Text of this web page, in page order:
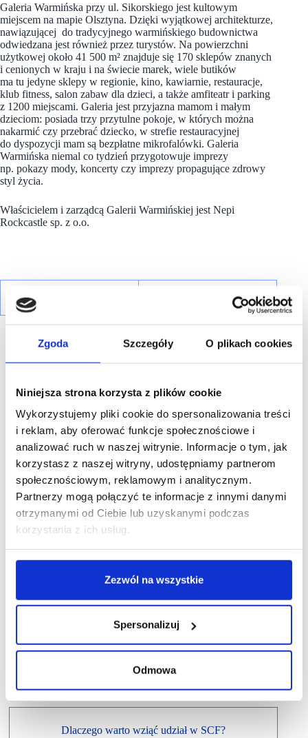
Zgoda Szczegóły O plikach cookies
Niniejsza strona korzysta z plików cookie
Wykorzystujemy pliki cookie do spersonalizowania treści
i reklam, aby oferować funkcje społecznościowe i
analizować ruch w naszej witrynie. Informacje o tym, jak
korzystasz z naszej witryny, udostępniamy partnerom
społecznościowym, reklamowym i analitycznym.
Partnerzy mogą połączyć te informacje z innymi danymi
otrzymanymi od Ciebie lub uzyskanymi podczas
korzystania z ich usług.
Zezwól na wszystkie
Spersonalizuj
Odmowa
Galeria Warmińska przy ul. Sikorskiego jest kultowym
miejscem na mapie Olsztyna. Dzięki wyjątkowej architekturze,
nawiązującej do tradycyjnego warmińskiego budownictwa
odwiedzana jest również przez turystów. Na powierzchni
użytkowej około 41 500 m² znajduje się 170 sklepów znanych
i cenionych w kraju i na świecie marek, wiele butików
ma tu jedyne sklepy w regionie, kino, kawiarnie, restauracje,
klub fitness, salon zabaw dla dzieci, a także amfiteatr i parking
z 1200 miejscami. Galeria jest przyjazna mamom i małym
dzieciom: posiada trzy przytulne pokoje, w których można
nakarmić czy przebrać dziecko, w strefie restauracyjnej
do dyspozycji mam są bezpłatne mikrofalówki. Galeria
Warmińska niemal co tydzień przygotowuje imprezy
np. pokazy mody, koncerty czy imprezy propagujące zdrowy
styl życia.
Właścicielem i zarządcą Galerii Warmińskiej jest Nepi
Rockcastle sp. z o.o.
R E K L A M A
Dlaczego warto wziąć udział w SCF?